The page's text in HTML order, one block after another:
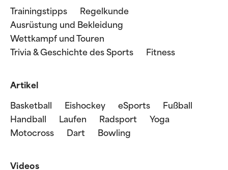
Trainingstipps
Regelkunde
Ausrüstung und Bekleidung
Wettkampf und Touren
Trivia & Geschichte des Sports
Fitness
Artikel
Basketball Eishockey eSports
Fußball
Handball
Laufen Radsport
Yoga
Motocross
Dart Bowling
Videos